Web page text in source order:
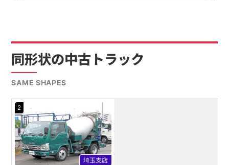
同形状の中古トラック
SAME SHAPES
2
埼玉支店